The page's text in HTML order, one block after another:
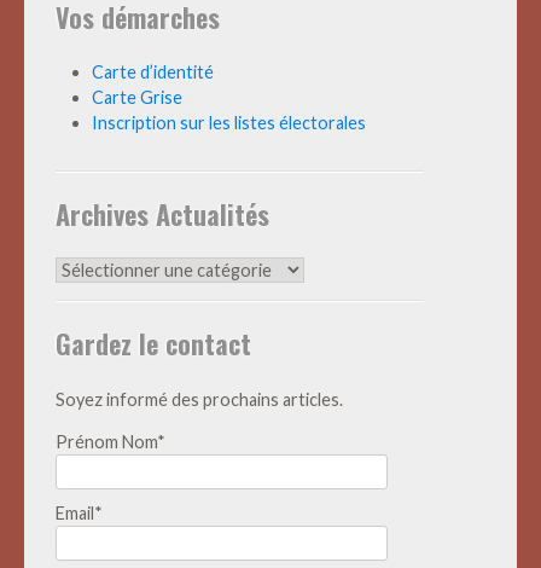
Vos démarches
Carte d’identité
Carte Grise
Inscription sur les listes électorales
Archives Actualités
Archives
Gardez le contact
Soyez informé des prochains articles.
Prénom Nom*
Email*